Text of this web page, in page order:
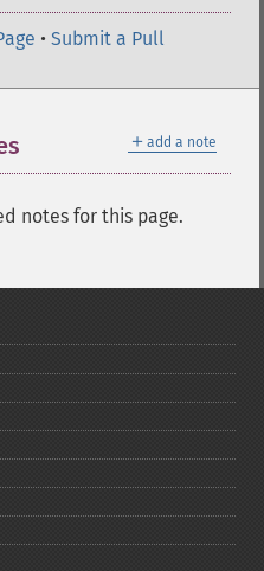
• Submit a Pull
＋ add a note
notes for this page.